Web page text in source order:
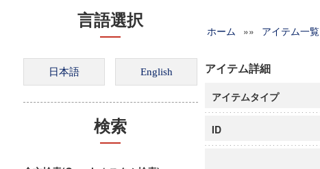
言語選択
検索
ホーム »» アイテム一覧
アイテム詳細
アイテムタイプ
ID